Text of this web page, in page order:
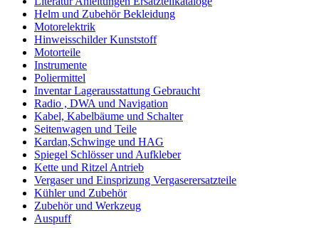
Helm und Zubehör Bekleidung
Motorelektrik
Hinweisschilder Kunststoff
Motorteile
Instrumente
Poliermittel
Inventar Lagerausstattung Gebraucht
Radio , DWA und Navigation
Kabel, Kabelbäume und Schalter
Seitenwagen und Teile
Kardan,Schwinge und HAG
Spiegel Schlösser und Aufkleber
Kette und Ritzel Antrieb
Vergaser und Einsprizung Vergaserersatzteile
Kühler und Zubehör
Zubehör und Werkzeug
Auspuff